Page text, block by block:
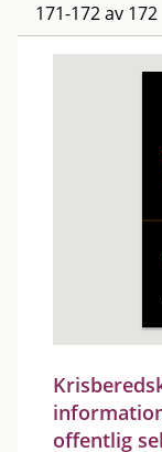
171-172 av 172
offentlig